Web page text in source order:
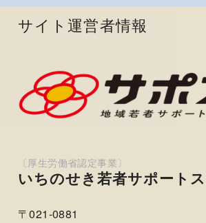
サイト運営者情報
いちのせき若者サポート
〒021-0881